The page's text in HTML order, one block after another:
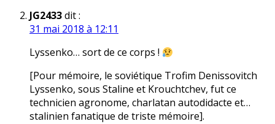
JG2433dit :
31 mai 2018 à 12:11
Lyssenko… sort de ce corps !
[Pour mémoire, le soviétique Trofim Denissovitch
Lyssenko, sous Staline et Krouchtchev, fut ce
technicien agronome, charlatan autodidacte et…
stalinien fanatique de triste mémoire].